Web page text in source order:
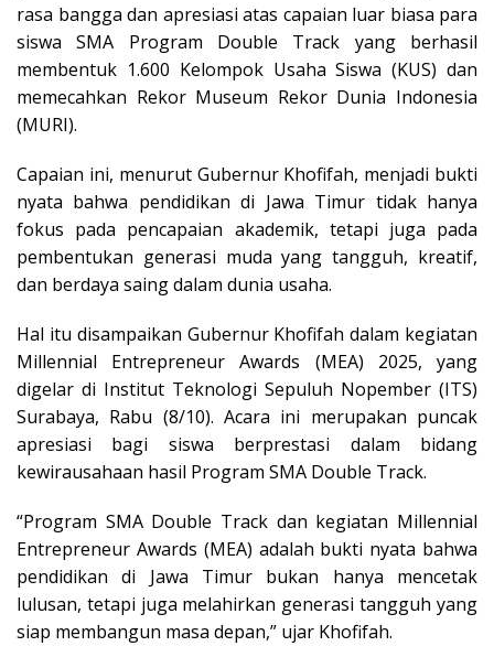
rasa bangga dan apresiasi atas capaian luar biasa para
siswa SMA Program Double Track yang berhasil
membentuk 1.600 Kelompok Usaha Siswa (KUS) dan
memecahkan Rekor Museum Rekor Dunia Indonesia
(MURI).
Capaian ini, menurut Gubernur Khofifah, menjadi bukti
nyata bahwa pendidikan di Jawa Timur tidak hanya
fokus pada pencapaian akademik, tetapi juga pada
pembentukan generasi muda yang tangguh, kreatif,
dan berdaya saing dalam dunia usaha.
Hal itu disampaikan Gubernur Khofifah dalam kegiatan
Millennial Entrepreneur Awards (MEA) 2025, yang
digelar di Institut Teknologi Sepuluh Nopember (ITS)
Surabaya, Rabu (8/10). Acara ini merupakan puncak
apresiasi bagi siswa berprestasi dalam bidang
kewirausahaan hasil Program SMA Double Track.
“Program SMA Double Track dan kegiatan Millennial
Entrepreneur Awards (MEA) adalah bukti nyata bahwa
pendidikan di Jawa Timur bukan hanya mencetak
lulusan, tetapi juga melahirkan generasi tangguh yang
siap membangun masa depan,” ujar Khofifah.